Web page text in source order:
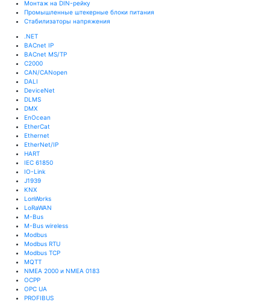
Монтаж на DIN-рейку
Промышленные штекерные блоки питания
Стабилизаторы напряжения
.NET
BACnet IP
BACnet MS/TP
C2000
CAN/CANopen
DALI
DeviceNet
DLMS
DMX
EnOcean
EtherCat
Ethernet
EtherNet/IP
HART
IEC 61850
IO-Link
J1939
KNX
LonWorks
LoRaWAN
M-Bus
M-Bus wireless
Modbus
Modbus RTU
Modbus TCP
MQTT
NMEA 2000 и NMEA 0183
OCPP
OPC UA
PROFIBUS